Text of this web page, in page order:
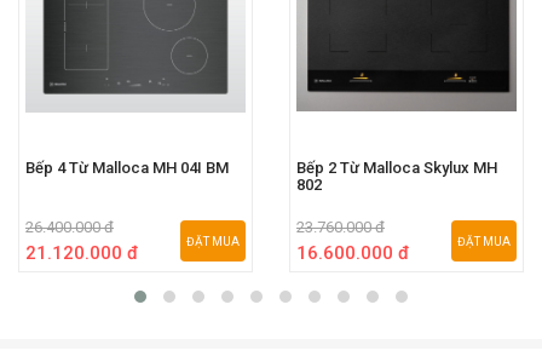
Bếp 4 Từ Malloca MH 04I BM
26.400.000 đ
21.120.000 đ
ĐẶT MUA
Bếp 2 Từ Malloca Skylux MH
802
23.760.000 đ
16.600.000 đ
ĐẶT MUA